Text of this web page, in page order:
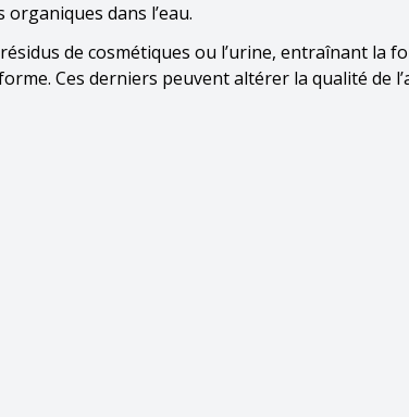
dans l’eau.
de cosmétiques ou l’urine, entraînant la
Ces derniers peuvent altérer la qualité de